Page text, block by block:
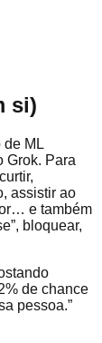
si)
de ML
Grok. Para
assistir ao
e também
bloquear,
de chance
pessoa.”